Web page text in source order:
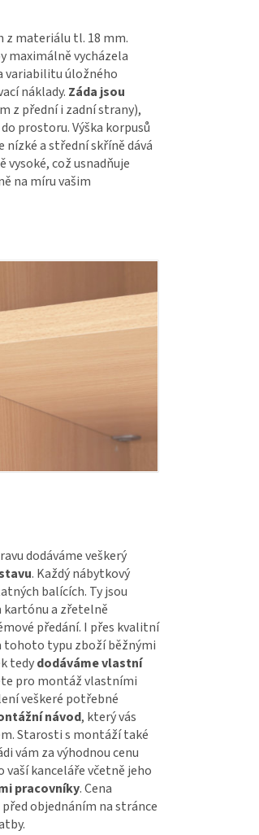
z materiálu tl. 18 mm.
maximálně vycházela
variabilitu úložného
náklady. Záda jsou
z přední i zadní strany),
prostoru. Výška korpusů
a střední skříně dává
vysoké, což usnadňuje
na míru vašim
dodáváme veškerý
. Každý nábytkový
balících. Ty jsou
kartónu a zřetelně
předání. I přes kvalitní
tohoto typu zboží běžnými
tedydodáváme vlastní
pro montáž vlastními
veškeré potřebné
návod, který vás
Starosti s montáží také
vám za výhodnou cenu
kanceláře včetně jeho
pracovníky. Cena
objednáním na stránce